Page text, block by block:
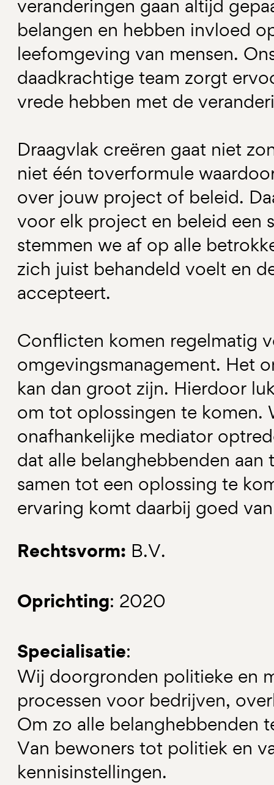
veranderingen gaan altijd
belangen en hebben invloed
leefomgeving van mensen.
daadkrachtige team zorgt
vrede hebben met de
Draagvlak creëren gaat niet
niet één toverformule
over jouw project of beleid.
voor elk project en beleid een
stemmen we af op alle
zich juist behandeld voelt en
accepteert.
Conflicten komen regelmatig
omgevingsmanagement. Het
kan dan groot zijn. Hierdoor
om tot oplossingen te komen.
onafhankelijke mediator
dat alle belanghebbenden aan
samen tot een oplossing te
ervaring komt daarbij goed
Rechtsvorm: B.V.
Oprichting: 2020
Specialisatie:
Wij doorgronden politieke en
processen voor bedrijven,
Om zo alle belanghebbenden
Van bewoners tot politiek en
kennisinstellingen.